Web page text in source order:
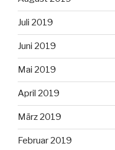
Juli 2019
Juni 2019
Mai 2019
April 2019
März 2019
Februar 2019